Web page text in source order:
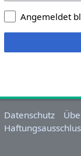
Angemeldet
Datenschutz